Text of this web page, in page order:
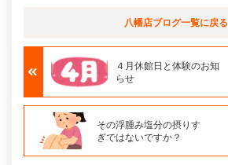
八幡店ブログ一覧に戻る
４月休館日と体験のお知
らせ
その浮腫み塩分の摂りす
ぎではないですか？